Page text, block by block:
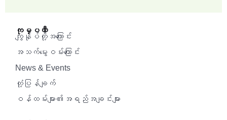
ကုမ္ပဏီ
ကျွန်ုပ်တို့အကြောင်း
အသက်မွေးဝမ်းကြောင်း
News & Events
တုံ့ပြန်ချက်
ဝန်ထမ်းများ၏အရည်အချင်းများ